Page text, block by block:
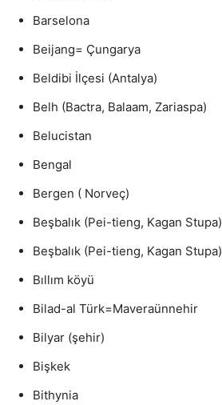
Barselona
Beijang= Çungarya
Beldibi İlçesi (Antalya)
Belh (Bactra, Balaam, Zariaspa)
Belucistan
Bengal
Bergen ( Norveç)
Beşbalık (Pei-tieng, Kagan Stupa)
Beşbalık (Pei-tieng, Kagan Stupa)
Bıllım köyü
Bilad-al Türk=Maveraünnehir
Bilyar (şehir)
Bişkek
Bithynia